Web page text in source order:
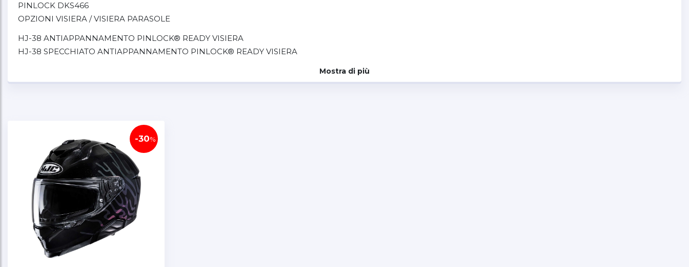
PINLOCK DKS466
OPZIONI VISIERA / VISIERA PARASOLE
HJ-38 ANTIAPPANNAMENTO PINLOCK® READY VISIERA
HJ-38 SPECCHIATO ANTIAPPANNAMENTO PINLOCK® READY VISIERA
GUANCIALI
CUFFIA INTERNA
SISTEMA DI BLOCCAGGIO
FIBBIA MICRO
Mostra di più
-30%